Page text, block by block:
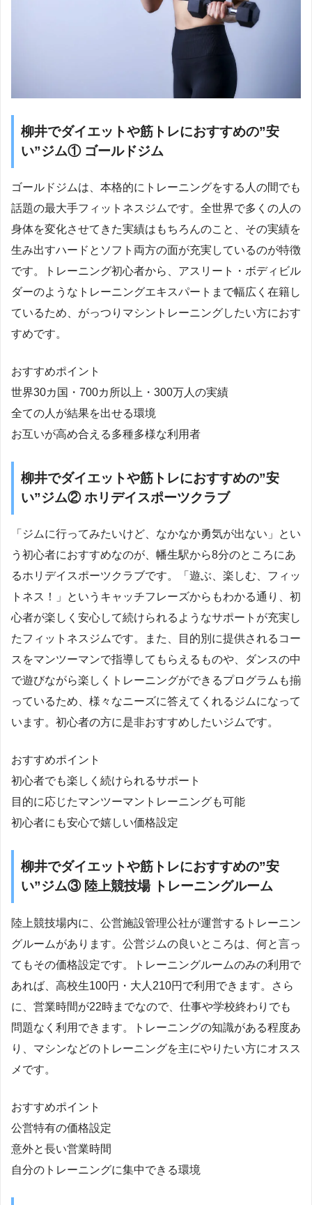
柳井でダイエットや筋トレにおすすめの”安
い”ジム① ゴールドジム
ゴールドジムは、本格的にトレーニングをする人の間でも
話題の最大手フィットネスジムです。全世界で多くの人の
身体を変化させてきた実績はもちろんのこと、その実績を
生み出すハードとソフト両方の面が充実しているのが特徴
です。トレーニング初心者から、アスリート・ボディビル
ダーのようなトレーニングエキスパートまで幅広く在籍し
ているため、がっつりマシントレーニングしたい方におす
すめです。
おすすめポイント
世界30カ国・700カ所以上・300万人の実績
全ての人が結果を出せる環境
お互いが高め合える多種多様な利用者
柳井でダイエットや筋トレにおすすめの”安
い”ジム② ホリデイスポーツクラブ
「ジムに行ってみたいけど、なかなか勇気が出ない」とい
う初心者におすすめなのが、幡生駅から8分のところにあ
るホリデイスポーツクラブです。「遊ぶ、楽しむ、フィッ
トネス！」というキャッチフレーズからもわかる通り、初
心者が楽しく安心して続けられるようなサポートが充実し
たフィットネスジムです。また、目的別に提供されるコー
スをマンツーマンで指導してもらえるものや、ダンスの中
で遊びながら楽しくトレーニングができるプログラムも揃
っているため、様々なニーズに答えてくれるジムになって
います。初心者の方に是非おすすめしたいジムです。
おすすめポイント
初心者でも楽しく続けられるサポート
目的に応じたマンツーマントレーニングも可能
初心者にも安心で嬉しい価格設定
柳井でダイエットや筋トレにおすすめの”安
い”ジム③ 陸上競技場 トレーニングルーム
陸上競技場内に、公営施設管理公社が運営するトレーニン
グルームがあります。公営ジムの良いところは、何と言っ
てもその価格設定です。トレーニングルームのみの利用で
あれば、高校生100円・大人210円で利用できます。さら
に、営業時間が22時までなので、仕事や学校終わりでも
問題なく利用できます。トレーニングの知識がある程度あ
り、マシンなどのトレーニングを主にやりたい方にオスス
メです。
おすすめポイント
公営特有の価格設定
意外と長い営業時間
自分のトレーニングに集中できる環境